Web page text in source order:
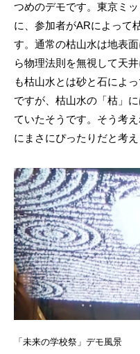
つめのデモです。東京ミ
に、参加者がARによって
す。通常の枯山水は地表
ら物理法則を無視して天
も枯山水とは砂と石によ
ですが、枯山水の「枯」
ていたそうです。そう考
にまさにぴったりだと考え
「未来の学校祭」デモ風景